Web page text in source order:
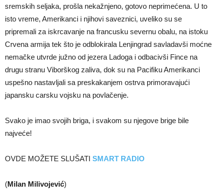
sremskih seljaka, prošla nekažnjeno, gotovo neprimećena. U to
isto vreme, Amerikanci i njihovi saveznici, uveliko su se
pripremali za iskrcavanje na francusku severnu obalu, na istoku
Crvena armija tek što je odblokirala Lenjingrad savladavši moćne
nemačke utvrde južno od jezera Ladoga i odbacivši Fince na
drugu stranu Viborškog zaliva, dok su na Pacifiku Amerikanci
uspešno nastavljali sa preskakanjem ostrva primoravajući
japansku carsku vojsku na povlačenje.
Svako je imao svojih briga, i svakom su njegove brige bile
najveće!
OVDE MOŽETE SLUŠATI SMART RADIO
(Milan Milivojević)